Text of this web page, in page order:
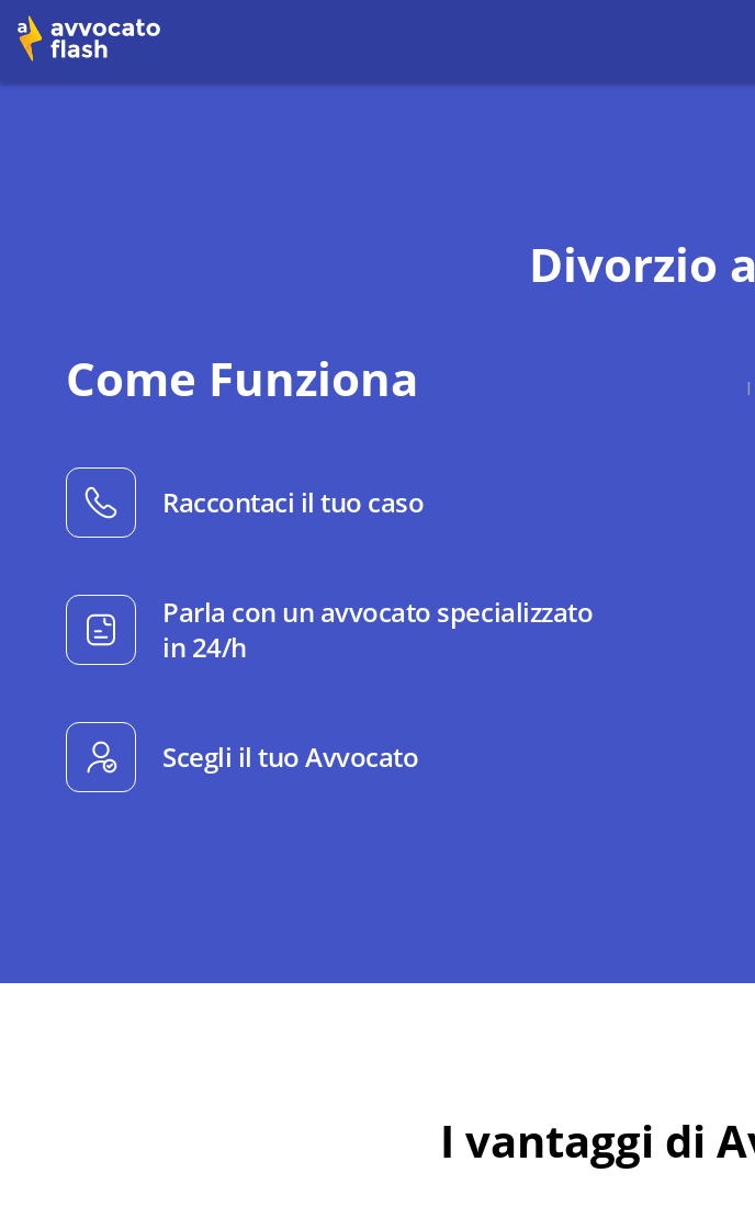
Divorzio
Come Funziona
Raccontaci il tuo caso
Parla con un avvocato specializzato
in 24/h
Scegli il tuo Avvocato
I vantaggi di